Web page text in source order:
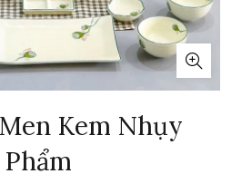
Kem Nhụy
Phẩm